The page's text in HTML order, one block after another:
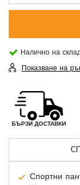
Налично на
Показване на
БЪРЗИ ДОСТАВКИ
Спортни